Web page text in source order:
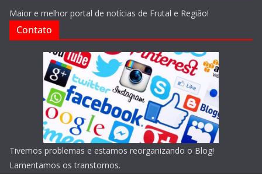
Maior e melhor portal de notícias de Frutal e Região!
Contato
Tivemos problemas e estamos reorganizando o Blog!
Lamentamos os transtornos.